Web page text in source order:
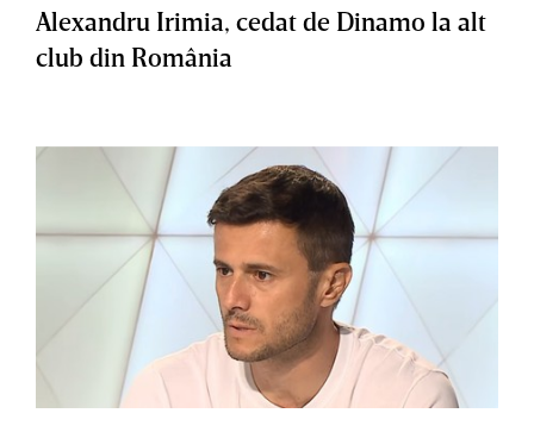
Alexandru Irimia, cedat de Dinamo la alt
club din România